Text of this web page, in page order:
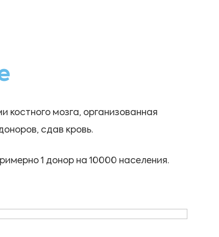
костного мозга, организованная
сдав кровь.
1 донор на 10000 населения.